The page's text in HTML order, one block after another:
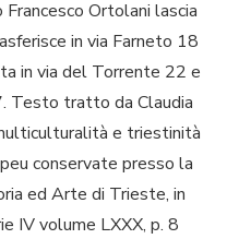
Ortolani lascia
in via Farneto 18
in via del Torrente 22 e
Testo tratto da Claudia
e triestinità
conservate presso la
ed Arte di Trieste, in
IV volume LXXX, p. 8